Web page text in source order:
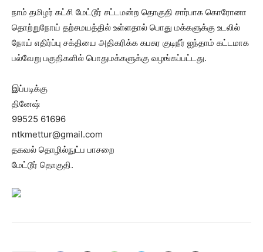
நாம் தமிழர் கட்சி மேட்டூர் சட்டமன்ற தொகுதி சார்பாக கொரோனா
தொற்றுநோய் தற்சமயத்தில் உள்ளதால் பொது மக்களுக்கு உடலில்
நோய் எதிர்ப்பு சக்தியை அதிகரிக்க கபசுர குடிநீர் ஐந்தாம் கட்டமாக
பல்வேறு பகுதிகளில் பொதுமக்களுக்கு வழங்கப்பட்டது.
இப்படிக்கு
தினேஷ்
99525 61696
ntkmettur@gmail.com
தகவல் தொழில்நுட்ப பாசறை
மேட்டூர் தொகுதி.